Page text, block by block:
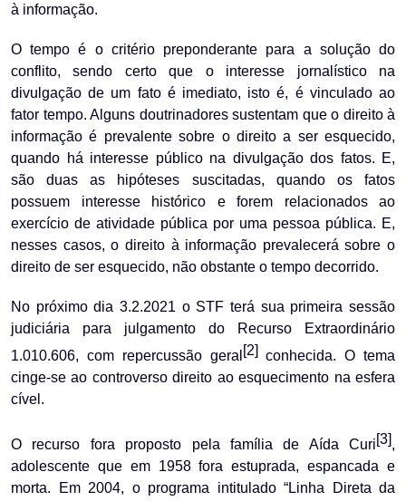
à informação.
O tempo é o critério preponderante para a solução do
conflito, sendo certo que o interesse jornalístico na
divulgação de um fato é imediato, isto é, é vinculado ao
fator tempo. Alguns doutrinadores sustentam que o direito à
informação é prevalente sobre o direito a ser esquecido,
quando há interesse público na divulgação dos fatos. E,
são duas as hipóteses suscitadas, quando os fatos
possuem interesse histórico e forem relacionados ao
exercício de atividade pública por uma pessoa pública. E,
nesses casos, o direito à informação prevalecerá sobre o
direito de ser esquecido, não obstante o tempo decorrido.
No próximo dia 3.2.2021 o STF terá sua primeira sessão
judiciária para julgamento do Recurso Extraordinário
1.010.606, com repercussão geral [2]conhecida. O tema
cinge-se ao controverso direito ao esquecimento na esfera
cível.
O recurso fora proposto pela família de Aída Curi[3],
adolescente que em 1958 fora estuprada, espancada e
morta. Em 2004, o programa intitulado “Linha Direta da